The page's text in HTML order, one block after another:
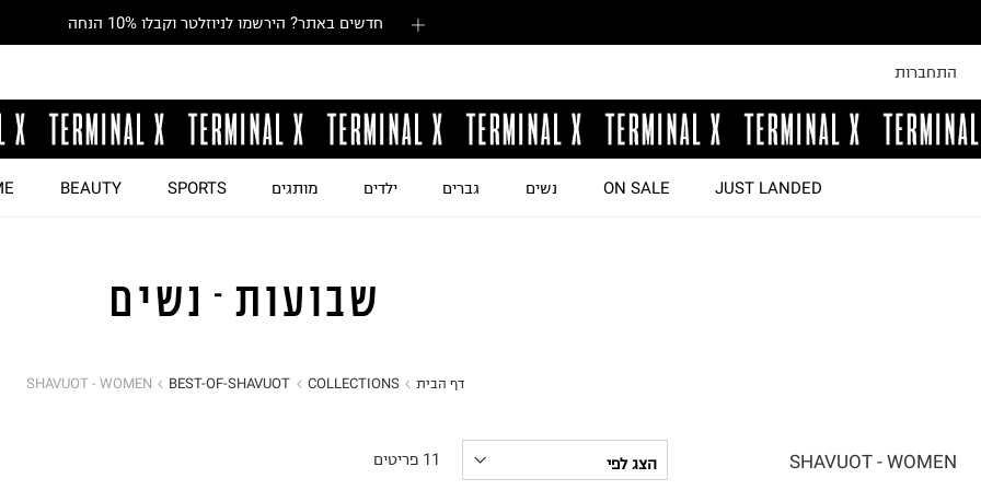
חדשים באתר? הירשמו לניוזלטר וקבלו 10% הנחה
התחברות
JUST LANDED
ON SALE נשים גברים ילדים מותגים SPORTS
BEAUTY
שבועות - נשים
דף הבית COLLECTIONS
BEST-OF-SHAVUOT
SHAVUOT - WOMEN
SHAVUOT - WOMEN
11 פריטים